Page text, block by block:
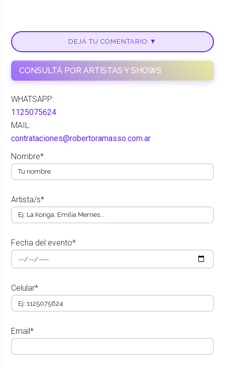
DEJÁ TU COMENTARIO ▼
CONSULTÁ POR ARTISTAS Y SHOWS
WHATSAPP:
1125075624
MAIL:
contrataciones@robertoramasso.com.ar
Nombre*
Artista/s*
Fecha del evento*
Celular*
Email*